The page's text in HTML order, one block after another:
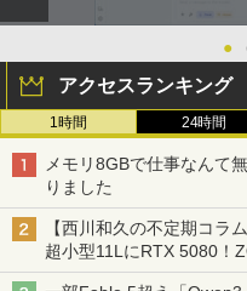
●
アクセスランキング
1時間 24時間
メモリ8GBで仕事なん
りました
【西川和久の不定期コラム
超小型11LにRTX 5080！
実力を探る